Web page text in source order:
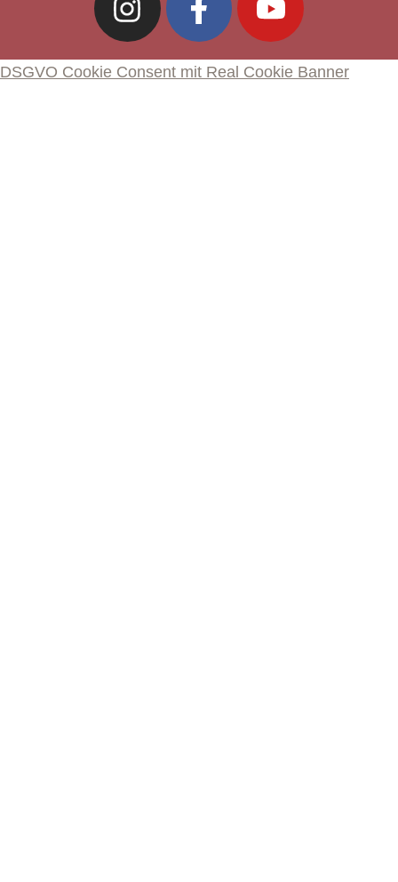
DSGVO Cookie Consent mit Real Cookie Banner